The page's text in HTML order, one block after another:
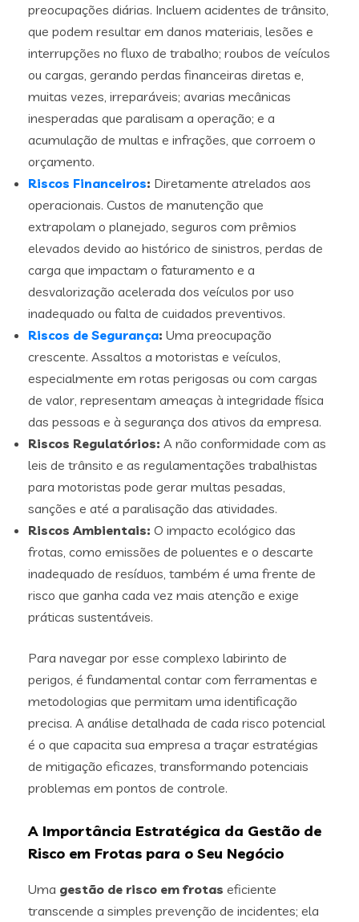
preocupações diárias. Incluem acidentes de trânsito,
que podem resultar em danos materiais, lesões e
interrupções no fluxo de trabalho; roubos de veículos
ou cargas, gerando perdas financeiras diretas e,
muitas vezes, irreparáveis; avarias mecânicas
inesperadas que paralisam a operação; e a
acumulação de multas e infrações, que corroem o
orçamento.
Riscos Financeiros: Diretamente atrelados aos
operacionais. Custos de manutenção que
extrapolam o planejado, seguros com prêmios
elevados devido ao histórico de sinistros, perdas de
carga que impactam o faturamento e a
desvalorização acelerada dos veículos por uso
inadequado ou falta de cuidados preventivos.
Riscos de Segurança: Uma preocupação
crescente. Assaltos a motoristas e veículos,
especialmente em rotas perigosas ou com cargas
de valor, representam ameaças à integridade física
das pessoas e à segurança dos ativos da empresa.
Riscos Regulatórios: A não conformidade com as
leis de trânsito e as regulamentações trabalhistas
para motoristas pode gerar multas pesadas,
sanções e até a paralisação das atividades.
Riscos Ambientais: O impacto ecológico das
frotas, como emissões de poluentes e o descarte
inadequado de resíduos, também é uma frente de
risco que ganha cada vez mais atenção e exige
práticas sustentáveis.
Para navegar por esse complexo labirinto de
perigos, é fundamental contar com ferramentas e
metodologias que permitam uma identificação
precisa. A análise detalhada de cada risco potencial
é o que capacita sua empresa a traçar estratégias
de mitigação eficazes, transformando potenciais
problemas em pontos de controle.
A Importância Estratégica da Gestão de
Risco em Frotas para o Seu Negócio
Uma gestão de risco em frotas eficiente
transcende a simples prevenção de incidentes; ela